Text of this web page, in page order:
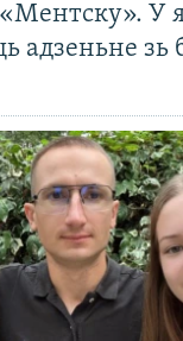
У
адзеньне зь